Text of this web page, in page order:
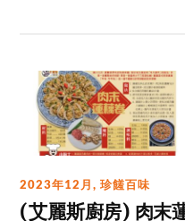
2023年12月,珍饈百味
(艾麗斯廚房) 肉末